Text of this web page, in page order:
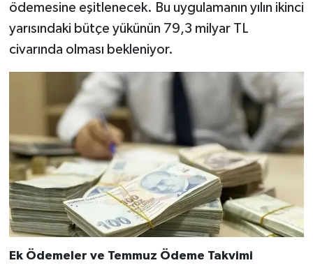
ödemesine eşitlenecek. Bu uygulamanın yılın ikinci
yarısındaki bütçe yükünün 79,3 milyar TL
civarında olması bekleniyor.
Ek Ödemeler ve Temmuz Ödeme Takvimi